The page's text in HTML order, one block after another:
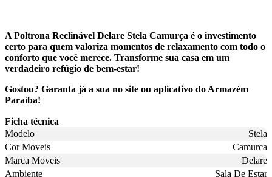
A Poltrona Reclinável Delare Stela Camurça é o investimento
certo para quem valoriza momentos de relaxamento com todo o
conforto que você merece. Transforme sua casa em um
verdadeiro refúgio de bem-estar!
Gostou? Garanta já a sua no site ou aplicativo do Armazém
Paraíba!
Ficha técnica
Modelo
Stela
Cor Moveis
Camurca
Marca Moveis
Delare
Ambiente
Sala De Estar